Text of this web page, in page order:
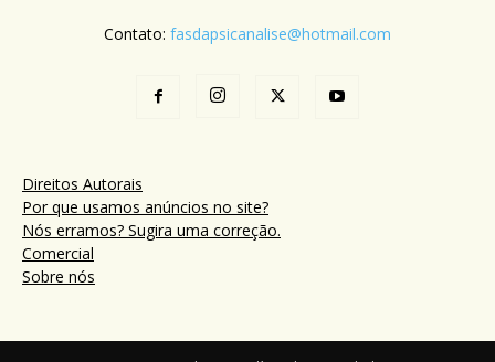
Contato: fasdapsicanalise@hotmail.com
Direitos Autorais
Por que usamos anúncios no site?
Nós erramos? Sugira uma correção.
Comercial
Sobre nós